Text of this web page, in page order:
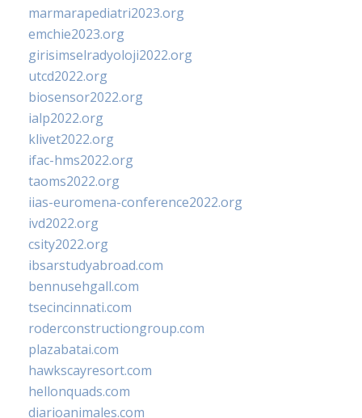
marmarapediatri2023.org
emchie2023.org
girisimselradyoloji2022.org
utcd2022.org
biosensor2022.org
ialp2022.org
klivet2022.org
ifac-hms2022.org
taoms2022.org
iias-euromena-conference2022.org
ivd2022.org
csity2022.org
ibsarstudyabroad.com
bennusehgall.com
tsecincinnati.com
roderconstructiongroup.com
plazabatai.com
hawkscayresort.com
hellonquads.com
diarioanimales.com